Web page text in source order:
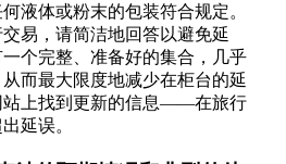
液体或粉末的包装符合规定。
易，请简洁地回答以避免延
个完整、准备好的集合，几乎
而最大限度地减少在柜台的延
站上找到更新的信息——在旅行
延误。